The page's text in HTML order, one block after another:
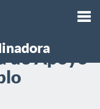
de Apoyo